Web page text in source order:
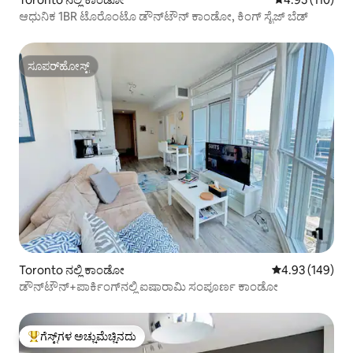
ಆಧುನಿಕ 1BR ಟೊರೊಂಟೊ ಡೌನ್‌ಟೌನ್ ಕಾಂಡೋ, ಕಿಂಗ್ ಸೈಜ್ ಬೆಡ್
ಸೂಪರ್‌ಹೋಸ್ಟ್
ಸೂಪರ್‌ಹೋಸ್ಟ್
Toronto ನಲ್ಲಿ ಕಾಂಡೋ 5 ರಲ್ಲಿ 4.93
4.93 (149)
ಡೌನ್‌ಟೌನ್+ಪಾರ್ಕಿಂಗ್‌ನಲ್ಲಿ ಐಷಾರಾಮಿ ಸಂಪೂರ್ಣ ಕಾಂಡೋ
ಗೆಸ್ಟ್‌ಗಳಿಗೆ ಅತಿ ಹೆಚ್ಚು ಅಚ್ಚುಮೆಚ್ಚಿನದು
ಗೆಸ್ಟ್‌ಗಳ ಅಚ್ಚುಮೆಚ್ಚಿನದು